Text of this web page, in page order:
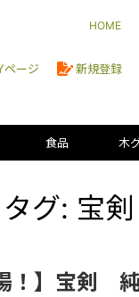
HOME
ページ 新規登録
食品 木
タグ: 宝剣
場！】宝剣